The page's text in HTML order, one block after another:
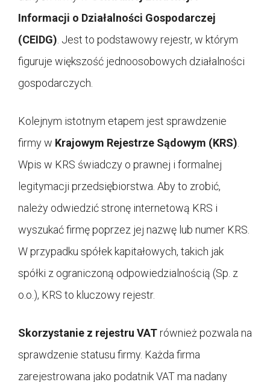
Informacji o Działalności Gospodarczej
(CEIDG). Jest to podstawowy rejestr, w którym
figuruje większość jednoosobowych działalności
gospodarczych.
Kolejnym istotnym etapem jest sprawdzenie
firmy w Krajowym Rejestrze Sądowym (KRS).
Wpis w KRS świadczy o prawnej i formalnej
legitymacji przedsiębiorstwa. Aby to zrobić,
należy odwiedzić stronę internetową KRS i
wyszukać firmę poprzez jej nazwę lub numer KRS.
W przypadku spółek kapitałowych, takich jak
spółki z ograniczoną odpowiedzialnością (Sp. z
o.o.), KRS to kluczowy rejestr.
Skorzystanie z rejestru VATrównież pozwala na
sprawdzenie statusu firmy. Każda firma
zarejestrowana jako podatnik VAT ma nadany